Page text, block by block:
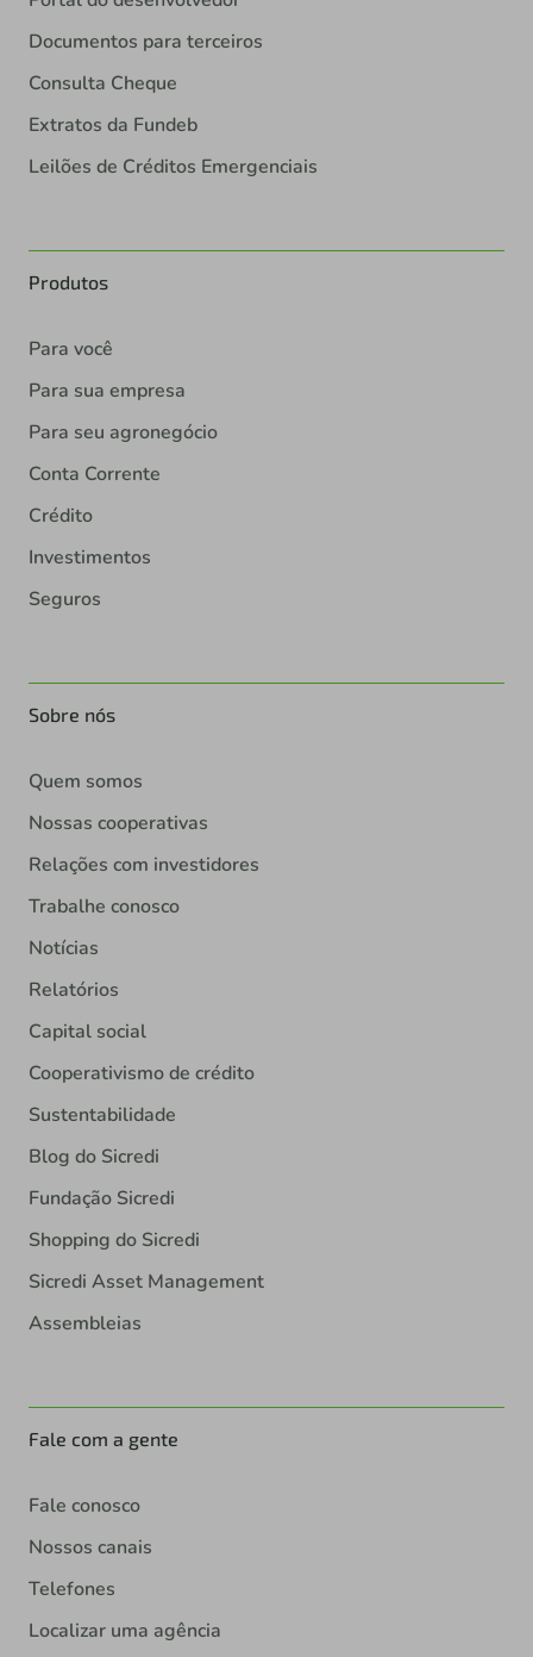
Documentos para terceiros
Consulta Cheque
Extratos da Fundeb
Leilões de Créditos Emergenciais
Produtos
Para você
Para sua empresa
Para seu agronegócio
Conta Corrente
Crédito
Investimentos
Seguros
Sobre nós
Quem somos
Nossas cooperativas
Relações com investidores
Trabalhe conosco
Notícias
Relatórios
Capital social
Cooperativismo de crédito
Sustentabilidade
Blog do Sicredi
Fundação Sicredi
Shopping do Sicredi
Sicredi Asset Management
Assembleias
Fale com a gente
Fale conosco
Nossos canais
Telefones
Localizar uma agência